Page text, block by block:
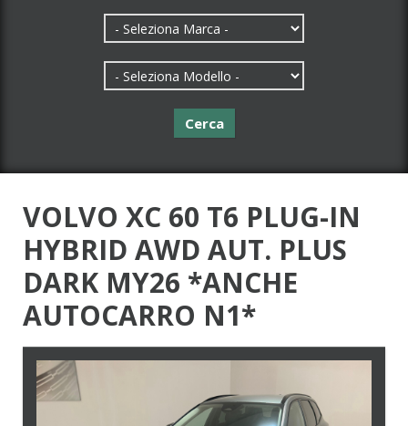
Cerca
VOLVO XC 60 T6 PLUG-IN
HYBRID AWD AUT. PLUS
DARK MY26 *ANCHE
AUTOCARRO N1*